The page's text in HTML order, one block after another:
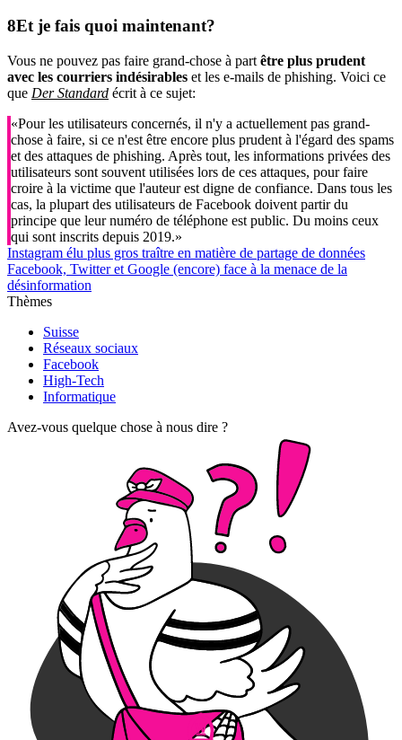
Et je fais quoi maintenant?
Vous ne pouvez pas faire grand-chose à part être plus prudent
avec les courriers indésirables et les e-mails de phishing. Voici ce
que Der Standard écrit à ce sujet:
«Pour les utilisateurs concernés, il n'y a actuellement pas grand-
chose à faire, si ce n'est être encore plus prudent à l'égard des spams
et des attaques de phishing. Après tout, les informations privées des
utilisateurs sont souvent utilisées lors de ces attaques, pour faire
croire à la victime que l'auteur est digne de confiance. Dans tous les
cas, la plupart des utilisateurs de Facebook doivent partir du
principe que leur numéro de téléphone est public. Du moins ceux
qui sont inscrits depuis 2019.»
Instagram élu plus gros traître en matière de partage de données
Facebook, Twitter et Google (encore) face à la menace de la
désinformation
Thèmes
Suisse
Réseaux sociaux
Facebook
High-Tech
Informatique
Avez-vous quelque chose à nous dire ?